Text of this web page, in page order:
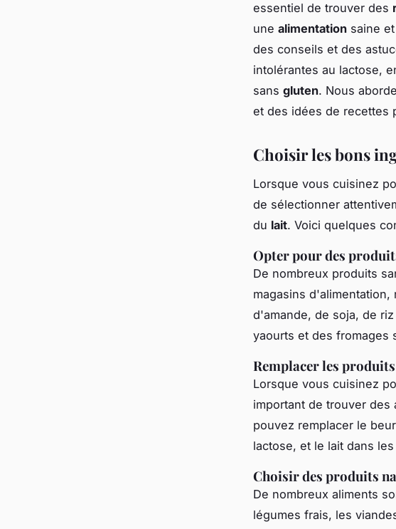
essentiel de trouver des
une alimentation saine
des conseils et des
intolérantes au lactose,
sans gluten. Nous
et des idées de recettes
Choisir les bons
Lorsque vous cuisinez
de sélectionner
du lait. Voici quelques
Opter pour des
De nombreux produits
magasins
d'amande, de soja, de
yaourts et des fromages
Remplacer les
Lorsque vous cuisinez
important de trouver des
pouvez remplacer le
lactose, et le lait dans
Choisir des produits
De nombreux aliments
légumes frais, les